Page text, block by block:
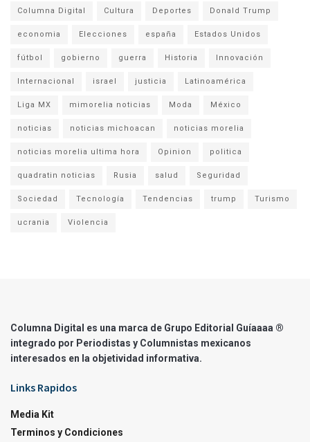
Columna Digital Cultura Deportes Donald Trump
economia Elecciones españa Estados Unidos
fútbol gobierno guerra Historia Innovación
Internacional israel justicia Latinoamérica
Liga MX mimorelia noticias Moda México
noticias noticias michoacan noticias morelia
noticias morelia ultima hora Opinion politica
quadratin noticias Rusia salud Seguridad
Sociedad Tecnología Tendencias trump Turismo
ucrania Violencia
Columna Digital es una marca de Grupo Editorial Guíaaaa ®
integrado por Periodistas y Columnistas mexicanos
interesados en la objetividad informativa.
Links Rapidos
Media Kit
Terminos y Condiciones